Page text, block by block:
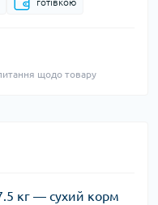
щодо товару
кг — сухий корм